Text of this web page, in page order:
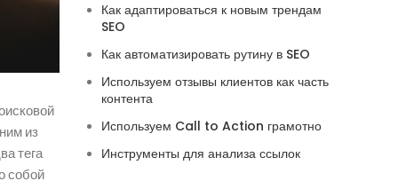
из
тега
собой
Как адаптироваться к новым трендам
SEO
Как автоматизировать рутину в SEO
Используем отзывы клиентов как часть
контента
Используем Call to Action грамотно
Инструменты для анализа ссылок